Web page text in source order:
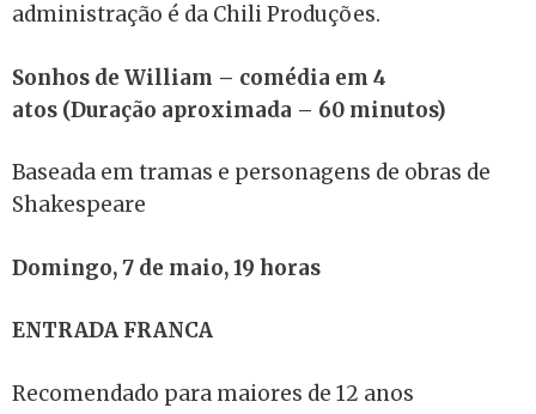
administração é da Chili Produções.
Sonhos de William – comédia em 4
atos (Duração aproximada – 60 minutos)
Baseada em tramas e personagens de obras de
Shakespeare
Domingo, 7 de maio, 19 horas
ENTRADA FRANCA
Recomendado para maiores de 12 anos